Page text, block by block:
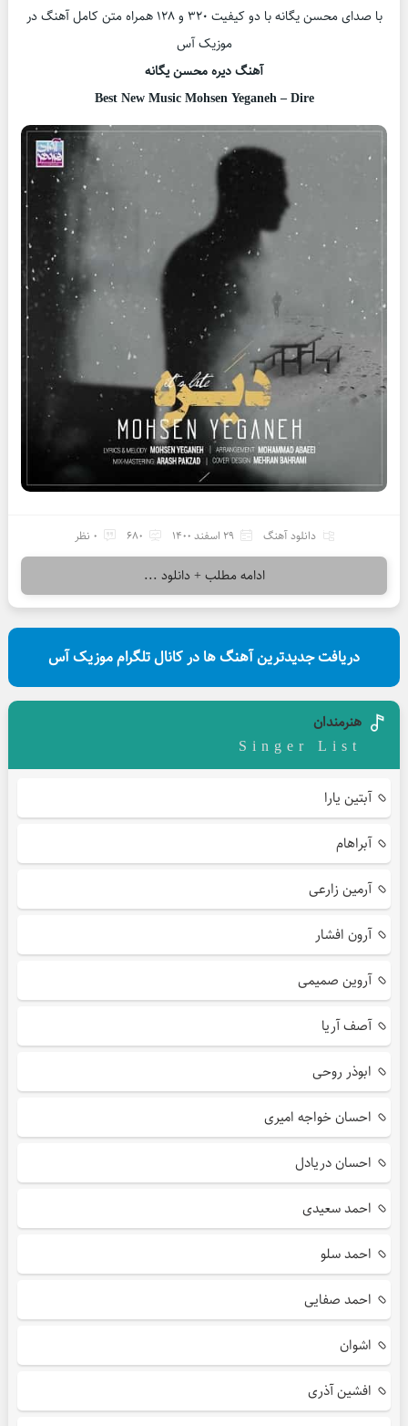
با صدای محسن یگانه با دو کیفیت ۳۲۰ و ۱۲۸ همراه متن کامل آهنگ در
موزیک آس
آهنگ دیره محسن یگانه
Best New Music Mohsen Yeganeh – Dire
دانلود آهنگ 29 اسفند 1400 680 0 نظر
ادامه مطلب + دانلود ...
دریافت جدیدترین آهنگ ها در کانال تلگرام موزیک آس
هنرمندان
Singer List
آبتین یارا
آبراهام
آرمین زارعی
آرون افشار
آروین صمیمی
آصف آریا
ابوذر روحی
احسان خواجه امیری
احسان دریادل
احمد سعیدی
احمد سلو
احمد صفایی
اشوان
افشین آذری